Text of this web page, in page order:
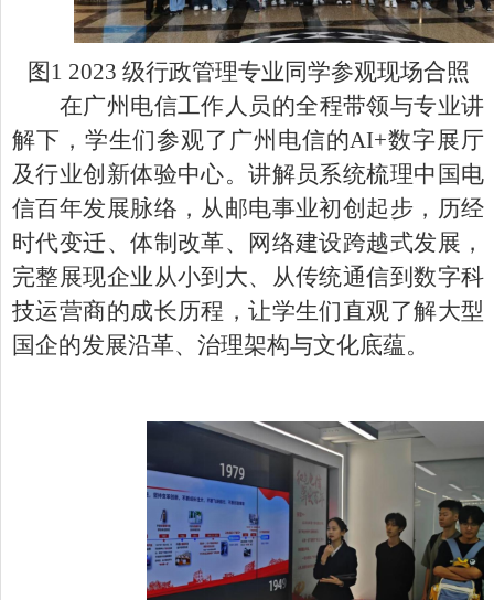
图 1 2023 级行政管理专业同学参观现场合照
在广州电信工作人员的全程带领与专业讲
解下，学生们参观了广州电信的AI+数字展厅
及行业创新体验中心。讲解员系统梳理中国电
信百年发展脉络，从邮电事业初创起步，历经
时代变迁、体制改革、网络建设跨越式发展，
完整展现企业从小到大、从传统通信到数字科
技运营商的成长历程，让学生们直观了解大型
国企的发展沿革、治理架构与文化底蕴。